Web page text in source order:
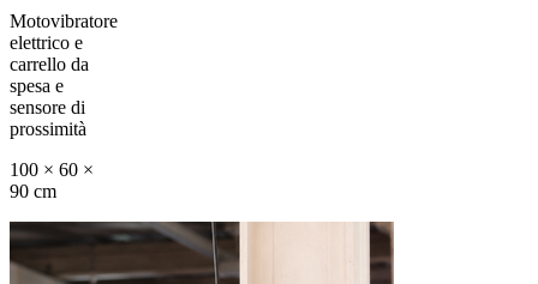
Motovibratore
elettrico e
carrello da
spesa e
sensore di
prossimità
100 × 60 ×
90 cm